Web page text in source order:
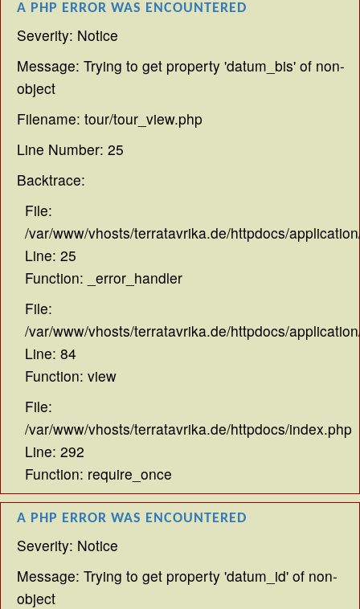
A PHP ERROR WAS ENCOUNTERED
Severity: Notice
Message: Trying to get property 'datum_bis' of non-
object
Filename: tour/tour_view.php
Line Number: 25
Backtrace:
File:
/var/www/vhosts/terratavrika.de/httpdocs/
Line: 25
Function: _error_handler
File:
/var/www/vhosts/terratavrika.de/httpdocs/
Line: 84
Function: view
File:
/var/www/vhosts/terratavrika.de/httpdocs/index.php
Line: 292
Function: require_once
A PHP ERROR WAS ENCOUNTERED
Severity: Notice
Message: Trying to get property 'datum_id' of non-
object